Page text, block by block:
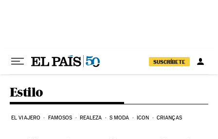
SUSCRÍBETE
Estilo
EL VIAJERO FAMOSOS REALEZA S MODA ICON CRIANÇAS